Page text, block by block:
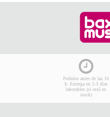
Pedidos antes de las 16
h: Entrega en 2-3 días
laborables (si está en
stock)